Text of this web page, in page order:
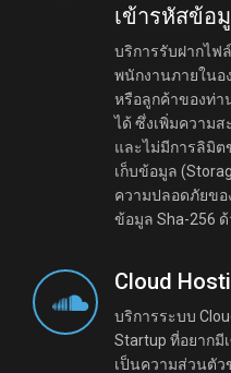
เข้ารหัสข้อ
บริการรับฝากไฟ
พนักงานภายในอ
หรือลูกค้าของท่า
ได้ ซึ่งเพิ่มความ
และไม่มีการลิมิต
เก็บข้อมูล
ความปลอดภัยขอ
ข้อมูล Sha-256 ด้
Cloud
บริการระบบ
Startup ที่อยากมี
เป็นความส่วนตั